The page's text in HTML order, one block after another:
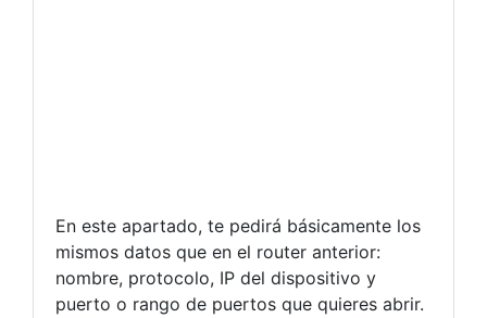
En este apartado, te pedirá básicamente los
mismos datos que en el router anterior:
nombre, protocolo, IP del dispositivo y
puerto o rango de puertos que quieres abrir.